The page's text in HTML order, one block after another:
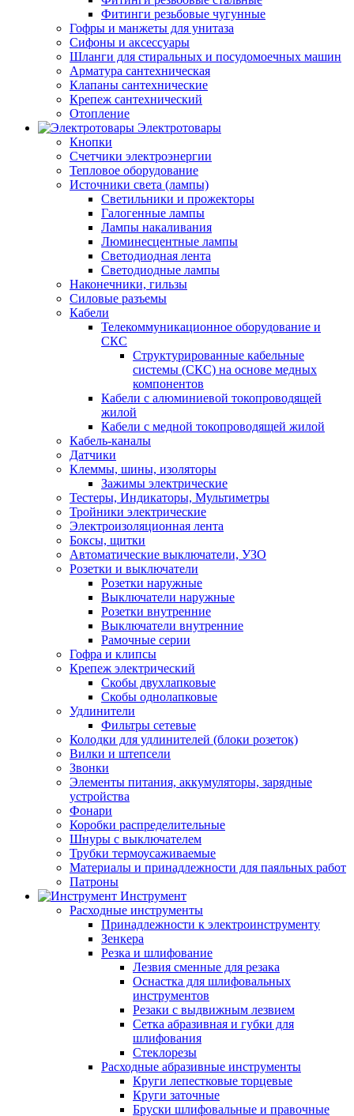
Фитинги резьбовые чугунные
Гофры и манжеты для унитаза
Сифоны и аксессуары
Шланги для стиральных и посудомоечных машин
Арматура сантехническая
Клапаны сантехнические
Крепеж сантехнический
Отопление
Электротовары
Кнопки
Счетчики электроэнергии
Тепловое оборудование
Источники света (лампы)
Светильники и прожекторы
Галогенные лампы
Лампы накаливания
Люминесцентные лампы
Светодиодная лента
Светодиодные лампы
Наконечники, гильзы
Силовые разъемы
Кабели
Телекоммуникационное оборудование и
СКС
Структурированные кабельные
системы (СКС) на основе медных
компонентов
Кабели с алюминиевой токопроводящей
жилой
Кабели с медной токопроводящей жилой
Кабель-каналы
Датчики
Клеммы, шины, изоляторы
Зажимы электрические
Тестеры, Индикаторы, Мультиметры
Тройники электрические
Электроизоляционная лента
Боксы, щитки
Автоматические выключатели, УЗО
Розетки и выключатели
Розетки наружные
Выключатели наружные
Розетки внутренние
Выключатели внутренние
Рамочные серии
Гофра и клипсы
Крепеж электрический
Скобы двухлапковые
Скобы однолапковые
Удлинители
Фильтры сетевые
Колодки для удлинителей (блоки розеток)
Вилки и штепсели
Звонки
Элементы питания, аккумуляторы, зарядные
устройства
Фонари
Коробки распределительные
Шнуры с выключателем
Трубки термоусаживаемые
Материалы и принадлежности для паяльных работ
Патроны
Инструмент
Расходные инструменты
Принадлежности к электроинструменту
Зенкера
Резка и шлифование
Лезвия сменные для резака
Оснастка для шлифовальных
инструментов
Резаки с выдвижным лезвием
Сетка абразивная и губки для
шлифования
Стеклорезы
Расходные абразивные инструменты
Круги лепестковые торцевые
Круги заточные
Бруски шлифовальные и правочные